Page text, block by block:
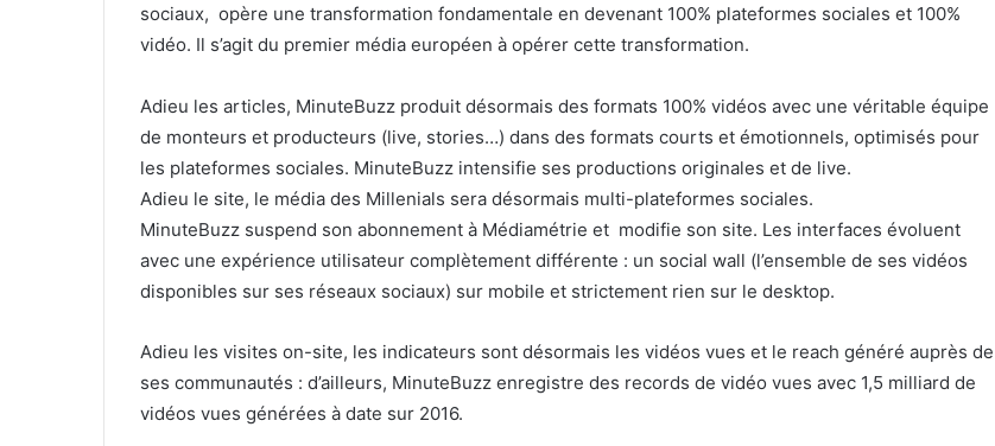
sociaux, opère une transformation fondamentale en devenant 100% plateformes sociales et 100%
vidéo. Il s’agit du premier média européen à opérer cette transformation.
Adieu les articles, MinuteBuzz produit désormais des formats 100% vidéos avec une véritable équipe
de monteurs et producteurs (live, stories…) dans des formats courts et émotionnels, optimisés pour
les plateformes sociales. MinuteBuzz intensifie ses productions originales et de live.
Adieu le site, le média des Millenials sera désormais multi-plateformes sociales.
MinuteBuzz suspend son abonnement à Médiamétrie et modifie son site. Les interfaces évoluent
avec une expérience utilisateur complètement différente : un social wall (l’ensemble de ses vidéos
disponibles sur ses réseaux sociaux) sur mobile et strictement rien sur le desktop.
Adieu les visites on-site, les indicateurs sont désormais les vidéos vues et le reach généré auprès de
ses communautés : d’ailleurs, MinuteBuzz enregistre des records de vidéo vues avec 1,5 milliard de
vidéos vues générées à date sur 2016.